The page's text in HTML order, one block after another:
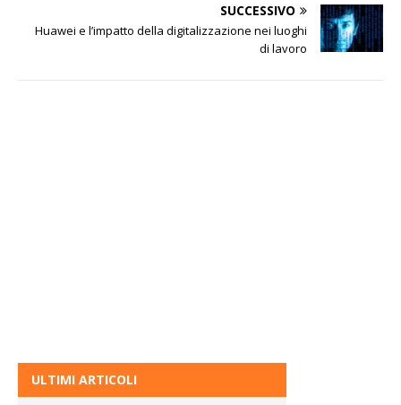
SUCCESSIVO
Huawei e l’impatto della digitalizzazione nei luoghi
di lavoro
ULTIMI ARTICOLI